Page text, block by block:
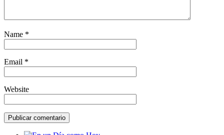
Name *
Email *
Website